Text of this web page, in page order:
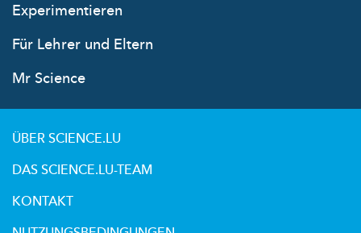
Experimentieren
Für Lehrer und Eltern
Mr Science
ÜBER SCIENCE.LU
DAS SCIENCE.LU-TEAM
KONTAKT